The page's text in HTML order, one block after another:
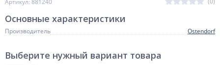
Артикул: 881240
Основные характеристики
Производитель Ostendorf
Выберите нужный вариант товара